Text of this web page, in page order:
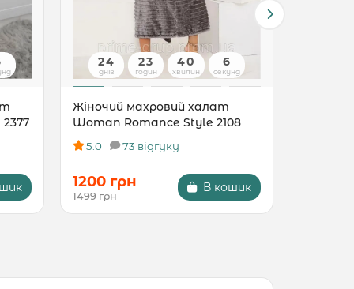
24
днів
23
годин
40
хвилин
5
секунд
Жіночий махровий халат
Woman Romance Style 2108
5.0 73 відгуку
1200 грн
1499 грн
В кошик